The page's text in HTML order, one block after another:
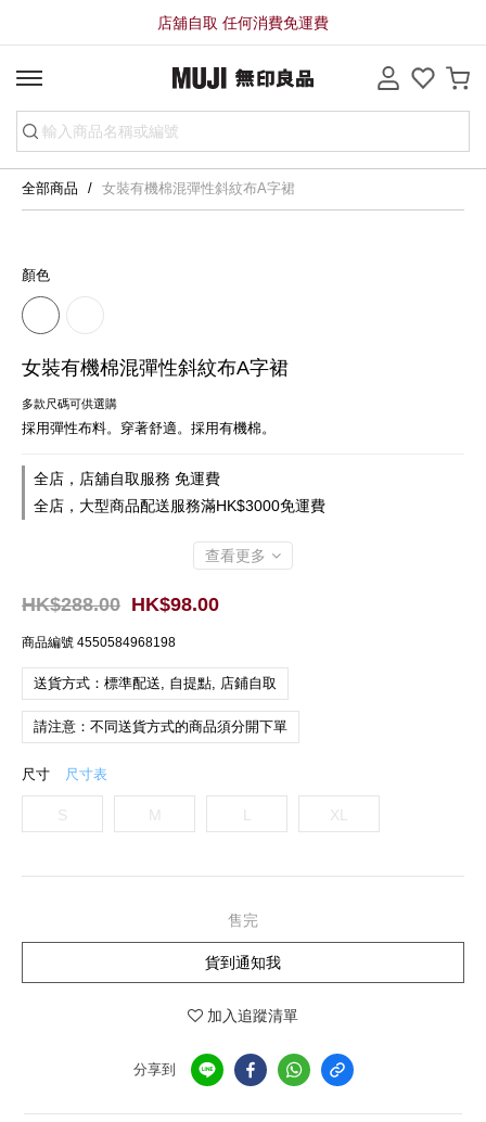
店舖自取 任何消費免運費
全部商品 女裝有機棉混彈性斜紋布A字裙
顏色
女裝有機棉混彈性斜紋布A字裙
多款尺碼可供選購
採用彈性布料。穿著舒適。採用有機棉。
全店，店舖自取服務 免運費
全店，大型商品配送服務滿HK$3000免運費
查看更多
HK$98.00
HK$288.00
商品編號 4550584968198
送貨方式：標準配送, 自提點, 店鋪自取
請注意：不同送貨方式的商品須分開下單
尺寸 尺寸表
S M XL
售完
貨到通知我
加入追蹤清單
分享到